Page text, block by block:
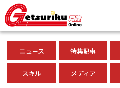
ニュース 特集記事
スキル メディア